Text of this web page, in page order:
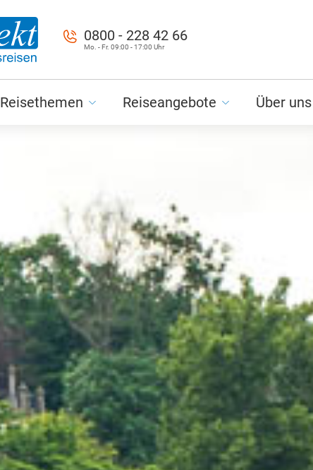
0800 - 228 42 66
Mo. - Fr. 09:00 - 17:00 Uhr
Reisethemen Reiseangebote Über uns